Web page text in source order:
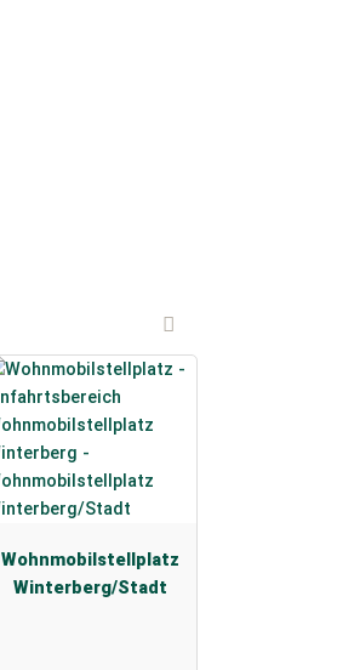
Wohnmobilstellplatz
Winterberg/Stadt